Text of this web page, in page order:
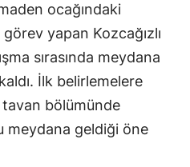
ocağındaki
yapan Kozcağızlı
sırasında meydana
İlk belirlemelere
bölümünde
meydana geldiği öne